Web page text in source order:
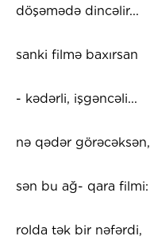
döşəmədə dincəlir...
sanki filmə baxırsan
- kədərli, işgəncəli...
nə qədər görəcəksən,
sən bu ağ- qara filmi:
rolda tək bir nəfərdi,